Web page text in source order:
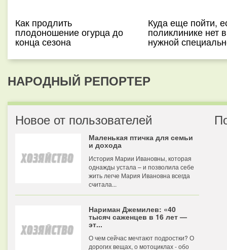
Как продлить
плодоношение огурца до
конца сезона
Куда еще пойти,
поликлинике нет
нужной
НАРОДНЫЙ РЕПОРТЕР
Новое от пользователей
Маленькая птичка для семьи
и дохода
История Марии Ивановны, которая
однажды устала – и позволила себе
жить легче Мария Ивановна всегда
считала...
Нариман Джемилев: «40
тысяч саженцев в 16 лет —
эт...
О чем сейчас мечтают подростки? О
дорогих вещах, о мотоциклах - обо